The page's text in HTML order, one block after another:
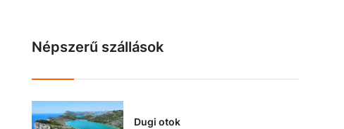
Népszerű szállások
Dugi otok